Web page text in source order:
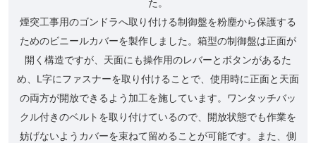
た。
煙突工事用のゴンドラへ取り付ける制御盤を粉塵から保護する
ためのビニールカバーを製作しました。箱型の制御盤は正面が
開く構造ですが、天面にも操作用のレバーとボタンがあるた
め、L字にファスナーを取り付けることで、使用時に正面と天面
の両方が開放できるよう加工を施しています。ワンタッチバッ
クル付きのベルトを取り付けているので、開放状態でも作業を
妨げないようカバーを束ねて留めることが可能です。また、側